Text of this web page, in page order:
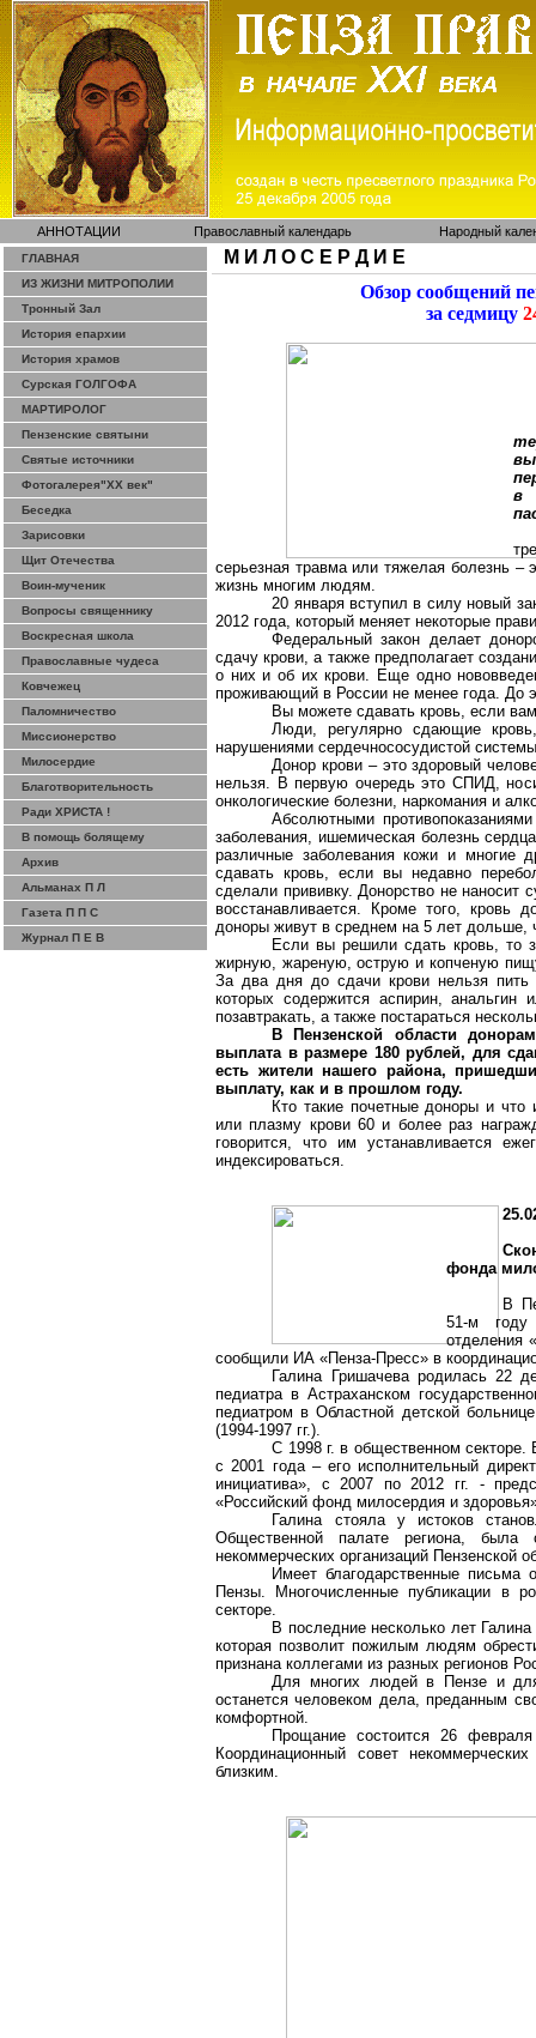
АННОТАЦИИ Православный календарь Народный
ГЛАВНАЯ
ИЗ ЖИЗНИ МИТРОПОЛИИ
Тронный Зал
История епархии
История храмов
Сурская ГОЛГОФА
МАРТИРОЛОГ
Пензенские святыни
Святые источники
Фотогалерея"ХХ век"
Беседка
Зарисовки
Щит Отечества
Воин-мученик
Вопросы священнику
Воскресная школа
Православные чудеса
Ковчежец
Паломничество
Миссионерство
Милосердие
Благотворительность
Ради ХРИСТА !
В помощь болящему
Архив
Альманах П Л
Газета П П С
Журнал П Е В
М И Л О С Е Р Д И Е
Обзор сообщений
за седмицу
в
серьезная травма или тяжелая болезнь
жизнь многим людям.
20 января вступил в силу новый
2012 года, который меняет некоторые
Федеральный закон делает
сдачу крови, а также предполагает
о них и об их крови. Еще одно
проживающий в России не менее года. До
Вы можете сдавать кровь, если
Люди, регулярно cдающие
нарушениями сердечнососудистой
Донор крови – это здоровый
нельзя. В первую очередь это СПИД,
онкологические болезни, наркомания и
Абсолютными
заболевания, ишемическая болезнь
различные заболевания кожи и многие
сдавать кровь, если вы недавно
сделали прививку. Донорство не наносит
восстанавливается. Кроме того, кровь
доноры живут в среднем на 5 лет дольше,
Если вы решили сдать кровь, то
жирную, жареную, острую и копченую
За два дня до сдачи крови нельзя пить
которых содержится аспирин, анальгин
позавтракать, а также постараться
В Пензенской области
выплата в размере 180 рублей, для
есть жители нашего района,
выплату, как и в прошлом году.
Кто такие почетные доноры и
или плазму крови 60 и более раз
говорится, что им устанавливается
индексироваться.
фонда
В
51-м году
отделения
сообщили ИА «Пенза-Пресс» в
Галина Гришачева родилась 22
педиатра в Астраханском
педиатром в Областной детской
(1994-1997 гг.).
С 1998 г. в общественном секторе.
с 2001 года – его исполнительный
инициатива», с 2007 по 2012 гг. -
«Российский фонд милосердия и
Галина стояла у истоков
Общественной палате региона, была
некоммерческих организаций Пензенской
Имеет благодарственные письма
Пензы. Многочисленные публикации в
секторе.
В последние несколько лет
которая позволит пожилым людям
признана коллегами из разных регионов
Для многих людей в Пензе и
останется человеком дела, преданным
комфортной.
Прощание состоится 26
Координационный совет
близким.